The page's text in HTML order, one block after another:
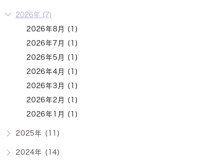
2026年 (7)
2026年8月 (1)
2026年7月 (1)
2026年5月 (1)
2026年4月 (1)
2026年3月 (1)
2026年2月 (1)
2026年1月 (1)
2025年 (11)
2024年 (14)